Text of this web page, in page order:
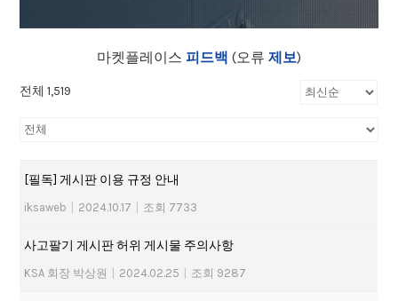
마켓플레이스 피드백 (오류 제보)
전체 1,519
[필독] 게시판 이용 규정 안내
iksaweb 2024.10.17 조회 7733
사고팔기 게시판 허위 게시물 주의사항
KSA 회장 박상원 2024.02.25 조회 9287